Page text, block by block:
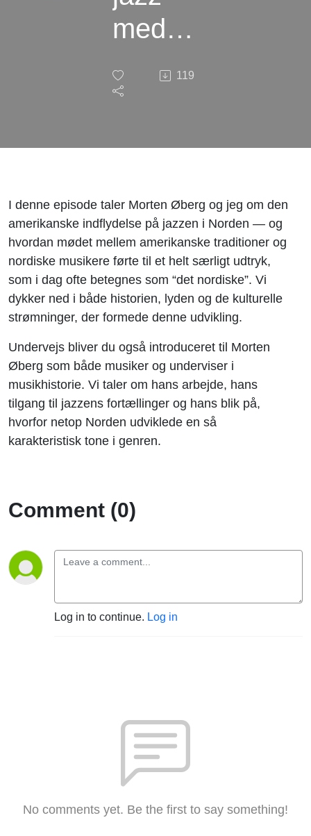
med
Øberg
119
I denne episode taler Morten Øberg og jeg om den
amerikanske indflydelse på jazzen i Norden — og
hvordan mødet mellem amerikanske traditioner og
nordiske musikere førte til et helt særligt udtryk,
som i dag ofte betegnes som “det nordiske”. Vi
dykker ned i både historien, lyden og de kulturelle
strømninger, der formede denne udvikling.
Undervejs bliver du også introduceret til Morten
Øberg som både musiker og underviser i
musikhistorie. Vi taler om hans arbejde, hans
tilgang til jazzens fortællinger og hans blik på,
hvorfor netop Norden udviklede en så
karakteristisk tone i genren.
Comment (0)
Log in to continue. Log in
No comments yet. Be the first to say something!